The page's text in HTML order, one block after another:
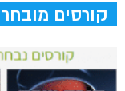
קורסים